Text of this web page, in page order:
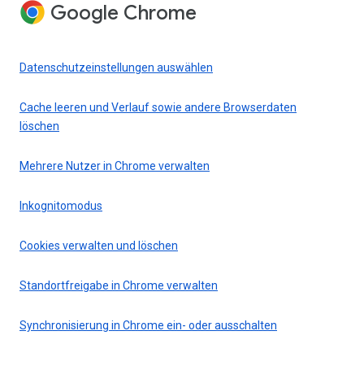
Google Chrome
Datenschutzeinstellungen auswählen
Cache leeren und Verlauf sowie andere Browserdaten
löschen
Mehrere Nutzer in Chrome verwalten
Inkognitomodus
Cookies verwalten und löschen
Standortfreigabe in Chrome verwalten
Synchronisierung in Chrome ein- oder ausschalten